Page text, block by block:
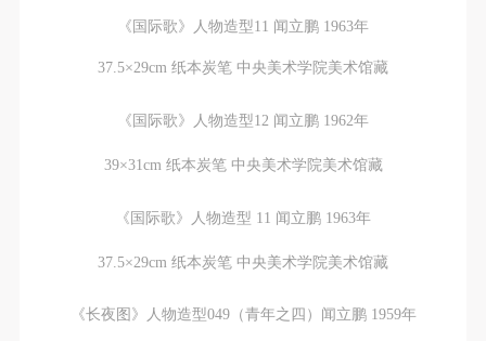
《国际歌》人物造型11 闻立鹏 1963年
37.5×29cm 纸本炭笔 中央美术学院美术馆藏
《国际歌》人物造型12 闻立鹏 1962年
39×31cm 纸本炭笔 中央美术学院美术馆藏
《国际歌》人物造型 11 闻立鹏 1963年
37.5×29cm 纸本炭笔 中央美术学院美术馆藏
《长夜图》人物造型049（青年之四）闻立鹏 1959年